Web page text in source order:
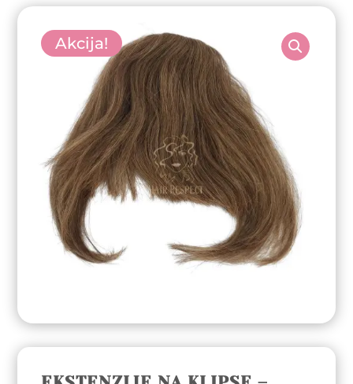
Akcija!